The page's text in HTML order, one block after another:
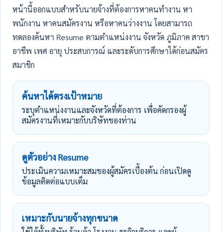
หน้านี้ออกแบบสำหรับนายจ้างที่ต้องการหาคนทำงาน หา
พนักงาน หาคนสมัครงาน หรือหาคนว่างงาน โดยสามารถ
ทดลองค้นหา Resume ตามตำแหน่งงาน จังหวัด ภูมิภาค สาขา
อาชีพ เพศ อายุ ประสบการณ์ และระดับการศึกษาได้ก่อนสมัคร
สมาชิก
ค้นหาได้ตรงเป้าหมาย
ระบุตำแหน่งงานและจังหวัดที่ต้องการ เพื่อคัดกรองผู้
สมัครงานที่เหมาะกับบริษัทของท่าน
ดูตัวอย่าง Resume
ประเมินความเหมาะสมของผู้สมัครเบื้องต้น ก่อนเปิดดู
ข้อมูลติดต่อแบบเต็ม
เหมาะกับนายจ้างทุกขนาด